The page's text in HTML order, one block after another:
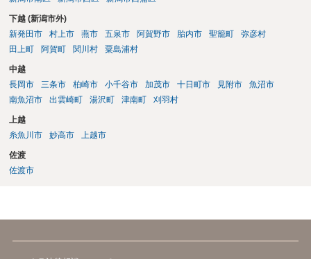
にも限界がありますので、資料などを持参の上、弁護士の相談される
ことをお勧めします。
下越 (新潟市外)
新発田市
村上市 燕市 五泉市 阿賀野市 胎内市 聖籠町
弥彦村
田上町
阿賀町 関川村 粟島浦村
中越
長岡市
三条市 柏崎市 小千谷市 加茂市 十日町市 見附市
魚沼市
南魚沼市
出雲崎町 湯沢町 津南町 刈羽村
上越
糸魚川市
妙高市 上越市
佐渡
佐渡市